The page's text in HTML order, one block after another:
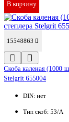
В корзину
15548863
Cкоба каленая (1000
Stelgrit 655004
DIN: нет
Тип скоб: 53/A